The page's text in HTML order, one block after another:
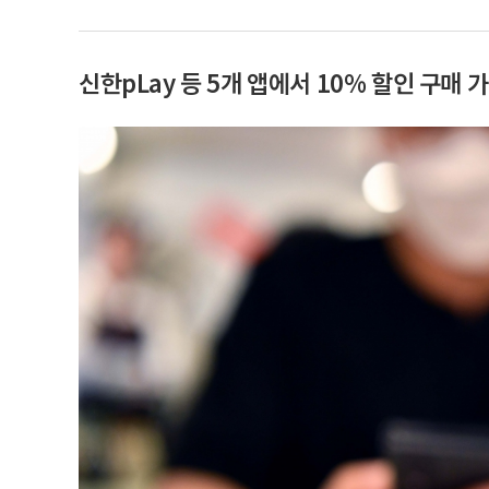
신한pLay 등 5개 앱에서 10% 할인 구매